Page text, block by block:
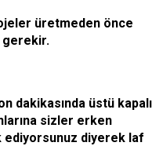
üretmeden önce
gerekir.
dakikasında üstü kapalı
sizler erken
ediyorsunuz diyerek laf